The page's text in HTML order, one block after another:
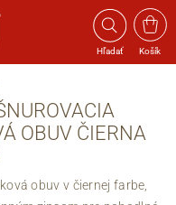
Hľadať Košík
OBUV ČIERNA
obuv v čiernej farbe,